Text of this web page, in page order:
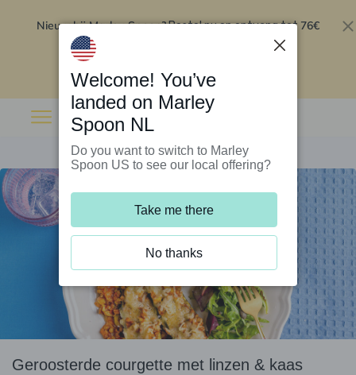
Nieuw bij Marley Spoon?Bestel nu en ontvang tot 76€
Geroosterde courgette met linzen & kaas
Welcome! You’ve
landed on Marley
Spoon NL
Do you want to switch to Marley
Spoon US to see our local offering?
Take me there
No thanks